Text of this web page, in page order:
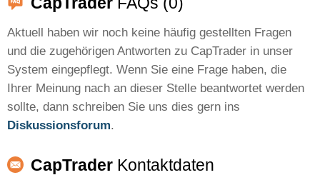
Aktuell haben wir noch keine häufig gestellten Fragen
und die zugehörigen Antworten zu CapTrader in unser
System eingepflegt. Wenn Sie eine Frage haben, die
Ihrer Meinung nach an dieser Stelle beantwortet werden
sollte, dann schreiben Sie uns dies gern ins
Diskussionsforum.
CapTrader Kontaktdaten